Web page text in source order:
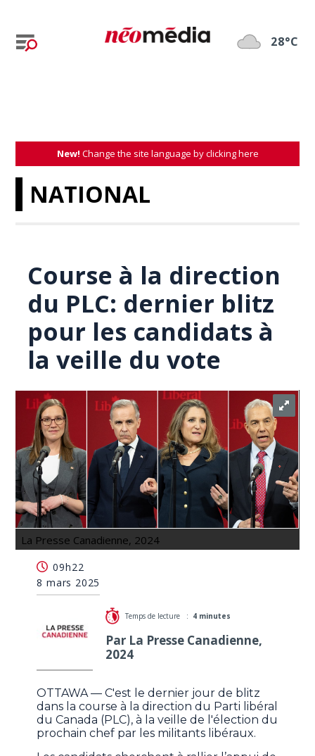
28°C
New! Change the site language by clicking here
NATIONAL
Course à la direction
du PLC: dernier blitz
pour les candidats à
la veille du vote
La Presse Canadienne, 2024
candidats à la veille du vote
09h22
8 mars 2025
Temps de lecture : 4 minutes
Par La Presse Canadienne,
2024
OTTAWA — C'est le dernier jour de blitz
dans la course à la direction du Parti libéral
du Canada (PLC), à la veille de l'élection du
prochain chef par les militants libéraux.